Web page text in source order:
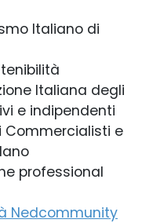
Italiano di
Italiana degli
e indipendenti
Commercialisti e
professional
Nedcommunity